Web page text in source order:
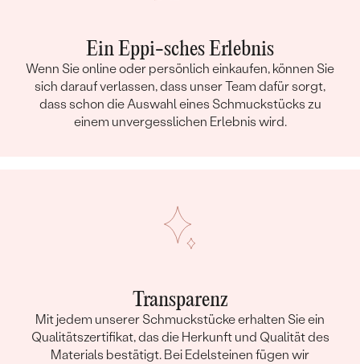
Ein Eppi-sches Erlebnis
Wenn Sie online oder persönlich einkaufen, können Sie
sich darauf verlassen, dass unser Team dafür sorgt,
dass schon die Auswahl eines Schmuckstücks zu
einem unvergesslichen Erlebnis wird.
Transparenz
Mit jedem unserer Schmuckstücke erhalten Sie ein
Qualitätszertifikat, das die Herkunft und Qualität des
Materials bestätigt. Bei Edelsteinen fügen wir